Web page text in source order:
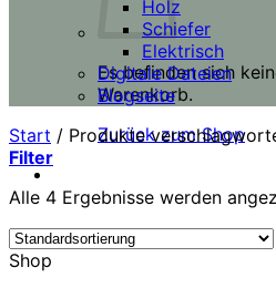
Es befinden sich
Warenkorb.
Zurück zum Shop
Holz
Schiefer
Elektrisch
Digitale Dateien
Blogseite
Start / Produkte
Filter
Alle 4 Ergebnisse werden
Shop